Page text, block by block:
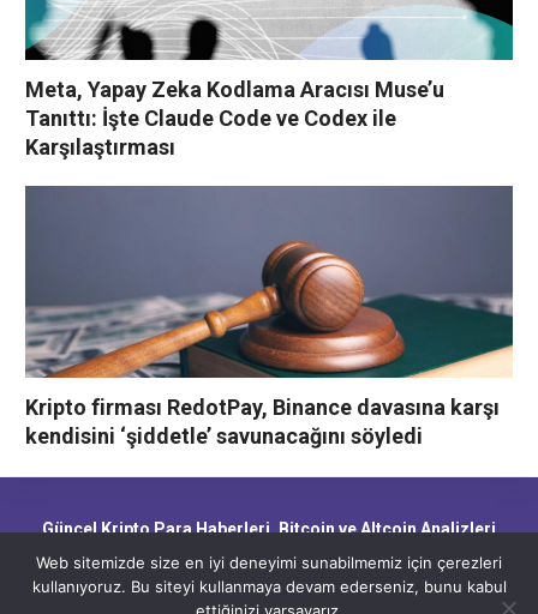
Meta, Yapay Zeka Kodlama Aracısı Muse’u
Tanıttı: İşte Claude Code ve Codex ile
Karşılaştırması
Kripto firması RedotPay, Binance davasına karşı
kendisini ‘şiddetle’ savunacağını söyledi
Güncel Kripto Para Haberleri, Bitcoin ve Altcoin Analizleri,
Blockchain Gelişmeleri ve Piyasa Trendleri
Web sitemizde size en iyi deneyimi sunabilmemiz için çerezleri
kullanıyoruz. Bu siteyi kullanmaya devam ederseniz, bunu kabul